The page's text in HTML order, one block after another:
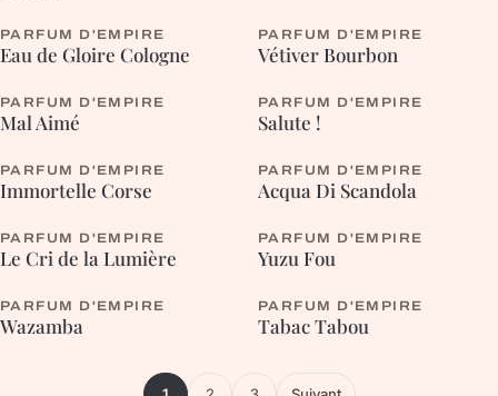
PARFUM D'EMPIRE
Eau de Gloire Cologne
PARFUM D'EMPIRE
Vétiver Bourbon
FOUGÈRE
PARFUM D'EMPIRE
Mal Aimé BOISÉE
PARFUM D'EMPIRE
Salute !
AROMATIQUE
PARFUM D'EMPIRE
Immortelle Corse AROMATIQUE
PARFUM D'EMPIRE
Acqua Di Scandola
ORIENTALE
PARFUM D'EMPIRE
Le Cri de la Lumière HESPÉRIDÉE
PARFUM D'EMPIRE
Yuzu Fou
BOISÉE
PARFUM D'EMPIRE
Wazamba FLEURIE
PARFUM D'EMPIRE
Tabac Tabou